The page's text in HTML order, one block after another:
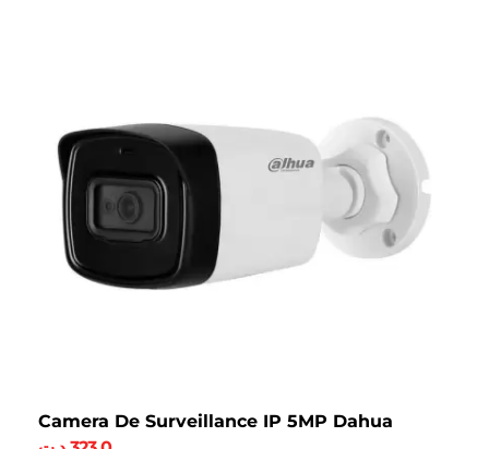
Camera De Surveillance IP 5MP Dahua